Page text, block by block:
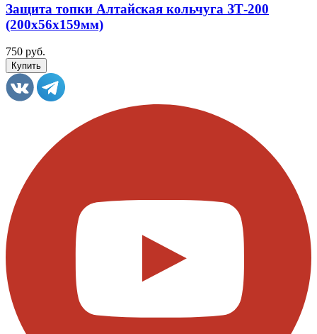
Защита топки Алтайская кольчуга ЗТ-200
(200х56х159мм)
750 руб.